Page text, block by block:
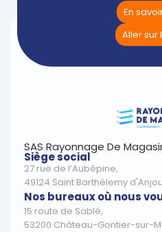
En
Aller sur
SAS Rayonnage De
Siège social
27 rue de l’Aubépine,
49124 Saint Barthélemy d'Anjou
Nos bureaux où nous
15 route de Sablé,
53200 Château-Gontier-sur-